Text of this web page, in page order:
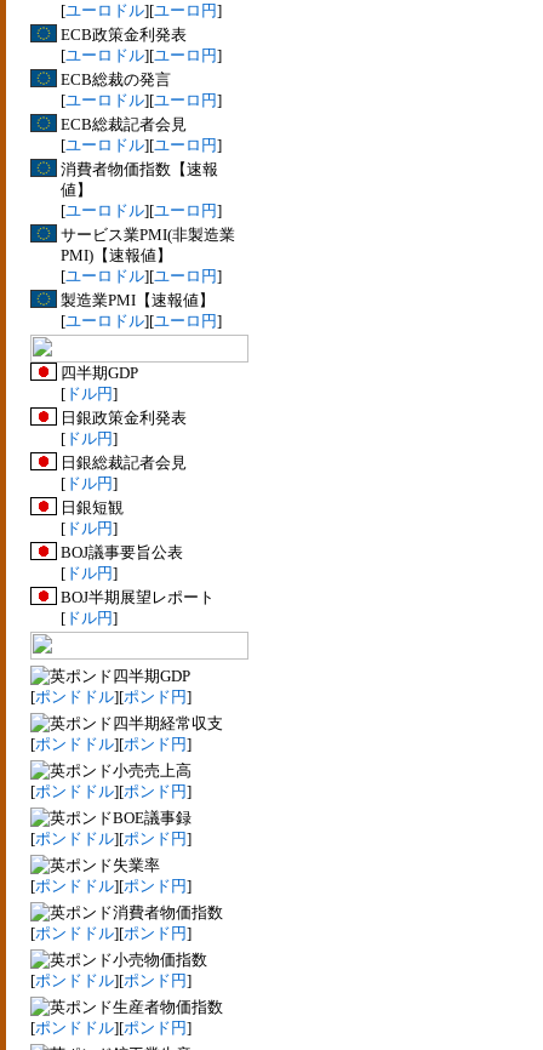
[ユーロドル][ユーロ円]
ECB政策金利発表
[ユーロドル][ユーロ円]
ECB総裁の発言
[ユーロドル][ユーロ円]
ECB総裁記者会見
[ユーロドル][ユーロ円]
消費者物価指数【速報
値】
[ユーロドル][ユーロ円]
サービス業PMI(非製造業
PMI)【速報値】
[ユーロドル][ユーロ円]
製造業PMI【速報値】
[ユーロドル][ユーロ円]
四半期GDP
[ ドル円]
日銀政策金利発表
[ ドル円]
日銀総裁記者会見
[ ドル円]
日銀短観
[ ドル円]
BOJ議事要旨公表
[ ドル円]
BOJ半期展望レポート
[ ドル円]
四半期GDP
[ポンドドル][ポンド円]
四半期経常収支
[ポンドドル][ポンド円]
小売売上高
[ポンドドル][ポンド円]
BOE議事録
[ポンドドル][ポンド円]
失業率
[ポンドドル][ポンド円]
消費者物価指数
[ポンドドル][ポンド円]
小売物価指数
[ポンドドル][ポンド円]
生産者物価指数
[ポンドドル][ポンド円]